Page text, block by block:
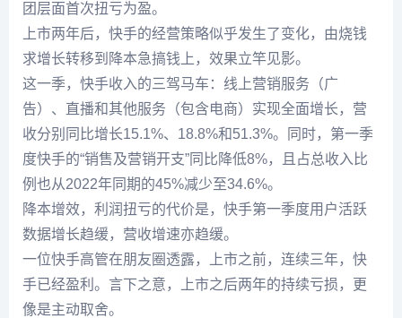
团层面首次扭亏为盈。
上市两年后，快手的经营策略似乎发生了变化，由烧钱
求增长转移到降本急搞钱上，效果立竿见影。
这一季，快手收入的三驾马车：线上营销服务（广
告）、直播和其他服务（包含电商）实现全面增长，营
收分别同比增长15.1%、18.8%和51.3%。同时，第一季
度快手的“销售及营销开支”同比降低8%，且占总收入比
例也从2022年同期的45%减少至34.6%。
降本增效，利润扭亏的代价是，快手第一季度用户活跃
数据增长趋缓，营收增速亦趋缓。
一位快手高管在朋友圈透露，上市之前，连续三年，快
手已经盈利。言下之意，上市之后两年的持续亏损，更
像是主动取舍。